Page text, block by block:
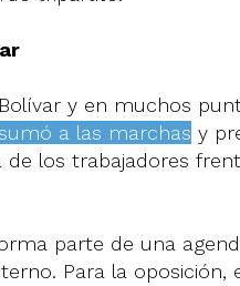
y en muchos
a las marchas y
los trabajadores
parte de una
Para la oposición,